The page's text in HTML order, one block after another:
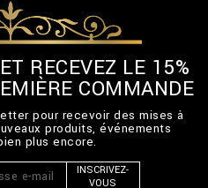
RECEVEZ LE 15%
COMMANDE
pour recevoir des mises à
produits, événements
plus encore.
INSCRIVEZ-
VOUS